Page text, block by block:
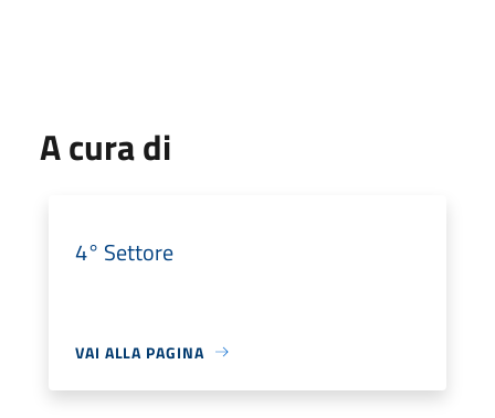
A cura di
4° Settore
VAI ALLA PAGINA